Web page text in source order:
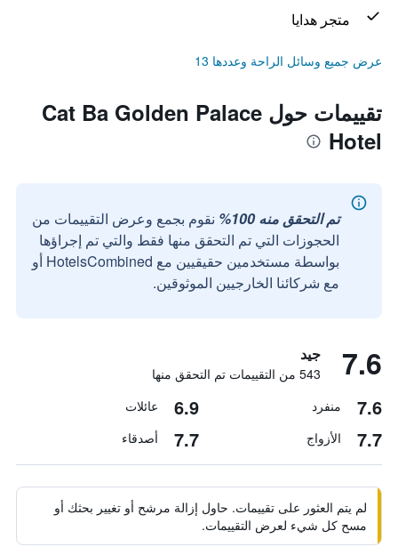
متجر هدايا
عرض جميع وسائل الراحة وعددها 13
تقييمات حول Cat Ba Golden Palace
Hotel
تم التحقق منه 100%
نقوم بجمع وعرض التقييمات من
الحجوزات التي تم التحقق منها فقط والتي تم إجراؤها
بواسطة مستخدمين حقيقيين مع HotelsCombined أو
مع شركائنا الخارجيين الموثوقين.
7.6 جيد
543 من التقييمات تم التحقق منها
7.6 منفرد 6.9 عائلات
7.7 الأزواج 7.7 أصدقاء
لم يتم العثور على تقييمات. حاول إزالة مرشح أو تغيير بحثك أو
مسح كل شيء لعرض التقييمات.